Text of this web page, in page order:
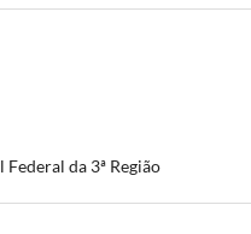
da 3ª Região